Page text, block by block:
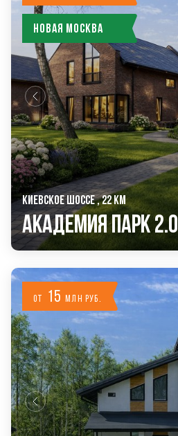
Новая Москва
КИЕВСКОЕ ШОССЕ , 22 КМ
Академия Парк 2.0
от 15млн руб.